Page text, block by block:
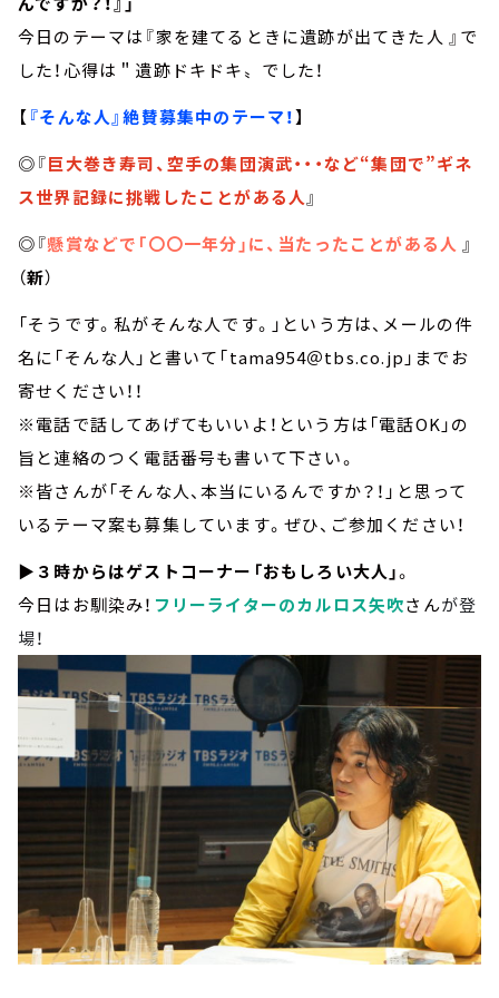
今日のテーマは『家を建てるときに遺跡が出てきた人 』で
した！心得は＂遺跡ドキドキ〟でした！
【『そんな人』絶賛募集中のテーマ！】
◎『巨大巻き寿司、空手の集団演武・・・など“集団で”ギネ
ス世界記録に挑戦したことがある人』
◎『懸賞などで「〇〇一年分」に、当たったことがある人 』
（新）
「そうです。私がそんな人です。」という方は、メールの件
名に「そんな人」と書いて「tama954＠tbs.co.jp」までお
寄せください！！
※電話で話してあげてもいいよ！という方は「電話OK」の
旨と連絡のつく電話番号も書いて下さい。
※皆さんが「そんな人、本当にいるんですか？！」と思って
いるテーマ案も募集しています。ぜひ、ご参加ください！
▶ ３時からはゲストコーナー「おもしろい大人」。
今日はお馴染み！ フリーライターのカルロス矢吹さんが登
場！